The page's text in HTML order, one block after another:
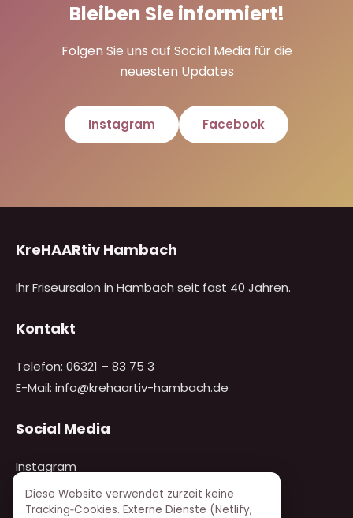
Bleiben Sie informiert!
Folgen Sie uns auf Social Media für die
neuesten Updates
Instagram Facebook
KreHAARtiv Hambach
Ihr Friseursalon in Hambach seit fast 40 Jahren.
Kontakt
Telefon: 06321 – 83 75 3
E-Mail: info@krehaartiv-hambach.de
Social Media
Instagram
Facebook
Diese Website verwendet zurzeit keine
Tracking‑Cookies. Externe Dienste (Netlify,